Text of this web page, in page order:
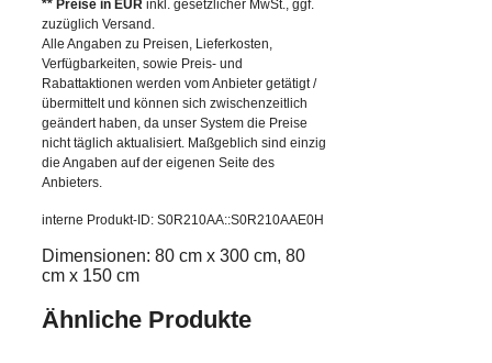
** Preise in EUR inkl. gesetzlicher MwSt., ggf.
zuzüglich Versand.
Alle Angaben zu Preisen, Lieferkosten,
Verfügbarkeiten, sowie Preis- und
Rabattaktionen werden vom Anbieter getätigt /
übermittelt und können sich zwischenzeitlich
geändert haben, da unser System die Preise
nicht täglich aktualisiert. Maßgeblich sind einzig
die Angaben auf der eigenen Seite des
Anbieters.
interne Produkt-ID: S0R210AA::S0R210AAE0H
Dimensionen: 80 cm x 300 cm, 80
cm x 150 cm
Ähnliche Produkte